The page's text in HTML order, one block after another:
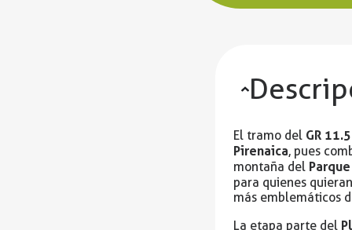
El tramo del GR
Pirenaica, pues
montaña del
para quienes
más emblemáticos
La etapa parte del